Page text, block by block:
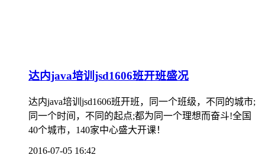
达内java培训jsd1606班开班盛况
达内java培训jsd1606班开班，同一个班级，不同的城市;
同一个时间，不同的起点;都为同一个理想而奋斗!全国
40个城市，140家中心盛大开课！
2016-07-05 16:42